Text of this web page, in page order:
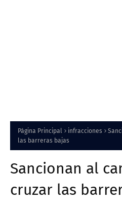
Página Principal infracciones
las barreras bajas
Sancionan al
cruzar las